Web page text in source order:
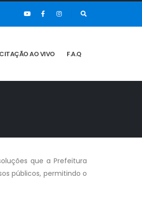
AO VIVO F.A.Q
que a Prefeitura
públicos, permitindo o